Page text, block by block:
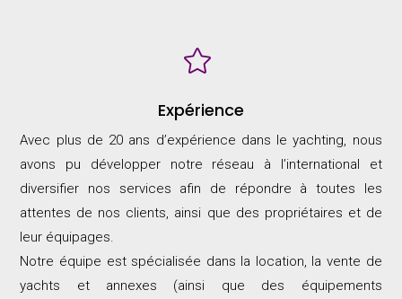

Expérience
Avec plus de 20 ans d’expérience dans le yachting, nous
avons pu développer notre réseau à l’international et
diversifier nos services afin de répondre à toutes les
attentes de nos clients, ainsi que des propriétaires et de
leur équipages.
Notre équipe est spécialisée dans la location, la vente de
yachts et annexes (ainsi que des équipements